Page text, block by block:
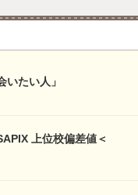
たい人」
上位校偏差値＜